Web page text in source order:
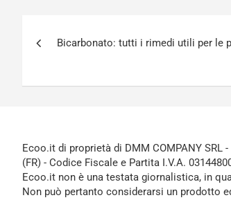
Bicarbonato: tutti i rimedi utili per le
Ecoo.it di proprietà di DMM COMPANY SRL
(FR) - Codice Fiscale e Partita I.V.A.
Ecoo.it non è una testata giornalistica, in
Non può pertanto considerarsi un prodotto